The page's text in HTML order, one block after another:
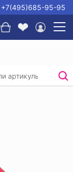
+7(495)685-95-95